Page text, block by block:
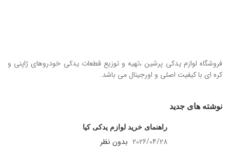
فروشگاه لوازم یدکی پرشین ،تهیه و توزیع قطعات یدکی خودروهای ژاپنی و
کره ای با کیفیت اصلی و اورجینال می باشد.
نوشته های جدید
راهنمای خرید لوازم یدکی کیا
2026/04/28 بدون نظر